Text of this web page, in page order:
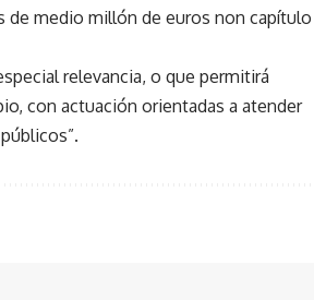
de medio millón de euros non capítulo
relevancia, o que permitirá
con actuación orientadas a atender